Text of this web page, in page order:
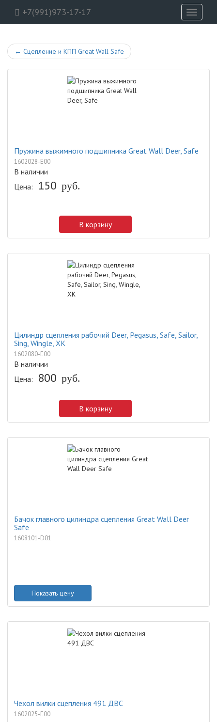
+7(991)973-17-17
Toggle
← Сцепление и КПП Great Wall Safe
Пружина выжимного подшипника Great Wall Deer, Safe
1602028-E00
В наличии
Цена:
150 руб.
В корзину
Цилиндр сцепления рабочий Deer, Pegasus, Safe, Sailor,
Sing, Wingle, XK
1602080-E00
В наличии
Цена:
800 руб.
В корзину
Бачок главного цилиндра сцепления Great Wall Deer
Safe
1608101-D01
Показать цену
Чехол вилки сцепления 491 ДВС
1602025-E00